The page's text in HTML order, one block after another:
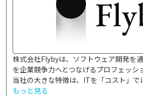
株式会社Flybyは、ソフトウェア開発を
を企業競争力へとつなげるプロフェッシ
当社の大きな特徴は、ITを「コスト」で
もっと見る